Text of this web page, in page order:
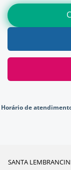
Horário de
SANTA